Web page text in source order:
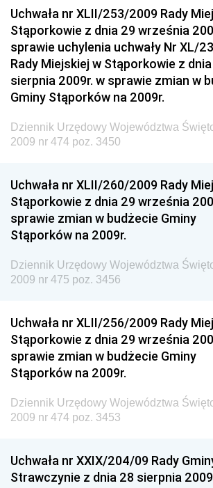
Drogowego
Dziennik Urzędowy Narodowego
Dziennik Urzędowy Komendy
Dziennik Urzędowy Ministra Pracy i
Społecznej
Dziennik Urzędowy Ministra
i Gospodarki Morskiej
Dziennik Urzędowy Ministra Spraw
Dziennik Urzędowy Centralnego
Antykorupcyjnego
Wewnętrznego
Dziennik Urzędowy Urzędu
Dziennik Urzędowy Generalnej
Krajowych i Autostrad
Dziennik Urzędowy Ministra
Dziennik Urzędowy Ministra Edukacji
Dziennik Urzędowy Ministra
Uchwała nr XLII/253/2009 Rady
Stąporkowie z dnia 29 września
sprawie uchylenia uchwały Nr XL/
Rady Miejskiej w Stąporkowie z
sierpnia 2009r. w sprawie zmian w
Gminy Stąporków na 2009r.
Dziennik Urzędowy Województwa
2009 nr 474 poz. 3450
Uchwała nr XLII/260/2009 Rady
Stąporkowie z dnia 29 września
sprawie zmian w budżecie Gminy
Stąporków na 2009r.
Dziennik Urzędowy Województwa
2009 nr 475 poz. 3456
Uchwała nr XLII/256/2009 Rady
Stąporkowie z dnia 29 września
sprawie zmian w budżecie Gminy
Stąporków na 2009r.
Dziennik Urzędowy Województwa
2009 nr 474 poz. 3453
Uchwała nr XXIX/204/09 Rady
Strawczynie z dnia 28 sierpnia